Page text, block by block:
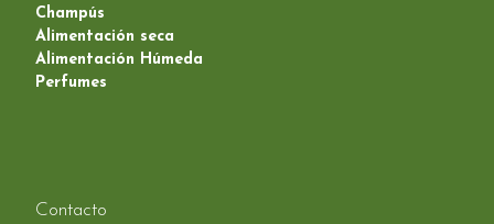
Champús
Alimentación seca
Alimentación Húmeda
Perfumes
Contacto